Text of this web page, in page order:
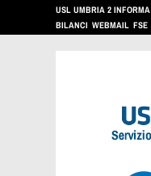
USL UMBRIA 2 INFORMA
BILANCI WEBMAIL FSE